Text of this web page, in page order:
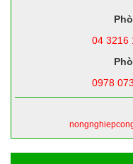
04 3216
0978